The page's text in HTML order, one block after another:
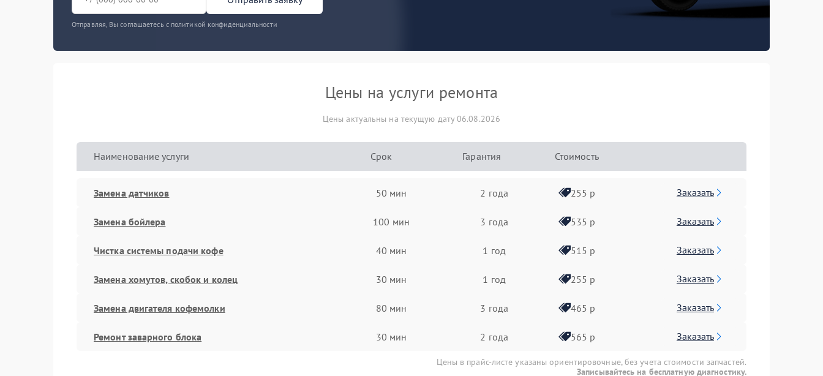
Отправляя, Вы соглашаетесь с политикой конфиденциальности
Цены на услуги ремонта
Цены актуальны на текущую дату 06.08.2026
Наименование услуги Срок Гарантия Стоимость
Замена датчиков 50 мин 2 года 255 р Заказать
Замена бойлера 100 мин 3 года 535 р Заказать
Чистка системы подачи кофе 40 мин 1 год 515 р Заказать
Замена хомутов, скобок и колец 30 мин 1 год 255 р Заказать
Замена двигателя кофемолки 80 мин 3 года 465 р Заказать
Ремонт заварного блока 30 мин 2 года 565 р Заказать
Цены в прайс-листе указаны ориентировочные, без учета стоимости запчастей.
Записывайтесь на бесплатную диагностику.